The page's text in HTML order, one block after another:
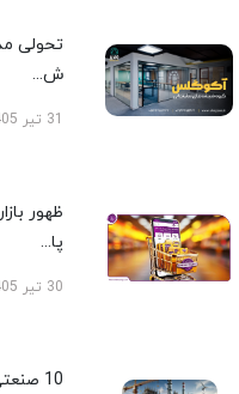
تحولی
ش...
ظهور
پا...
30 تیر 1405
10